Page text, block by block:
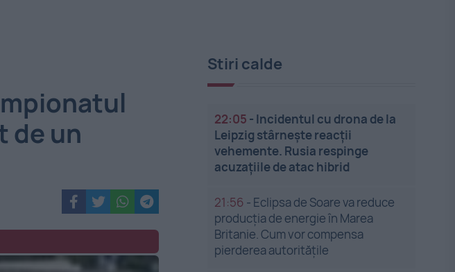
de un
Stiri calde
22:05 - Incidentul cu drona de la
Leipzig stârnește reacții
vehemente. Rusia respinge
acuzațiile de atac hibrid
21:56 - Eclipsa de Soare va reduce
producția de energie în Marea
Britanie. Cum vor compensa
pierderea autoritățile